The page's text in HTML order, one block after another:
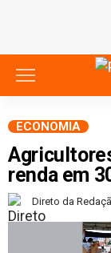
ECONOMIA
renda em
Direto da